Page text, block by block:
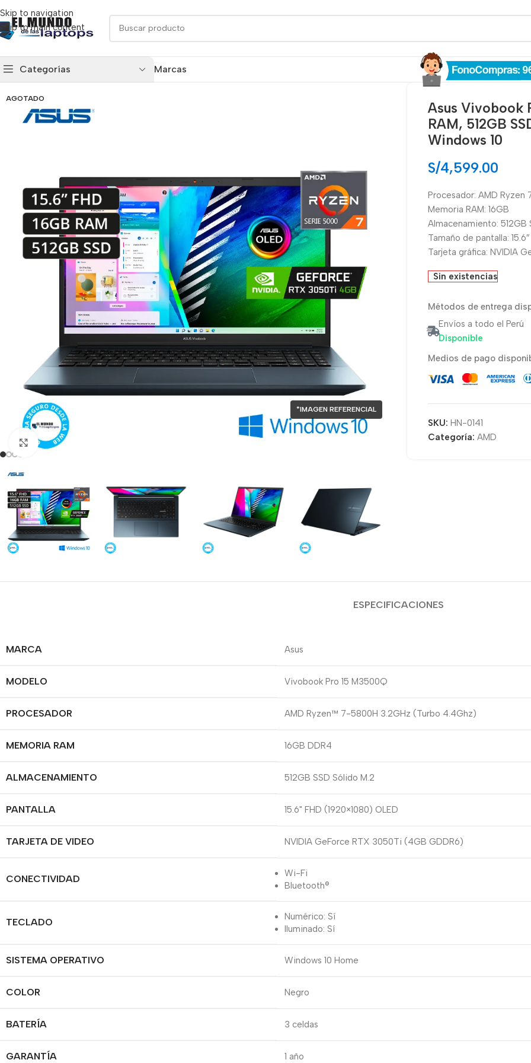
Skip to navigation
Skip to main content
Categorías Marcas
AGOTADO
Click para agrandar
*IMAGEN REFERENCIAL
Asus Vivobook
RAM, 512GB
Windows 10
S/4,599.00
Procesador: AMD Ryzen
Memoria RAM: 16GB
Almacenamiento: 512GB
Tamaño de pantalla: 15.6″
Tarjeta gráfica: NVIDIA
Sin existencias
Métodos de entrega
Envíos a todo el Perú
Disponible
Medios de pago
SKU: HN-0141
Categoría: AMD
ESPECIFICACIONES
MARCA Asus
MODELO Vivobook Pro 15 M3500Q
PROCESADOR AMD Ryzen™ 7-5800H 3.2GHz (Turbo 4.4Ghz)
MEMORIA RAM 16GB DDR4
ALMACENAMIENTO 512GB SSD Sólido M.2
PANTALLA 15.6" FHD (1920×1080) OLED
TARJETA DE VIDEO NVIDIA GeForce RTX 3050Ti (4GB GDDR6)
CONECTIVIDAD
Wi-Fi
Bluetooth®
TECLADO
Numérico: Sí
Iluminado: Sí
SISTEMA OPERATIVO Windows 10 Home
COLOR Negro
BATERÍA 3 celdas
GARANTÍA 1 año